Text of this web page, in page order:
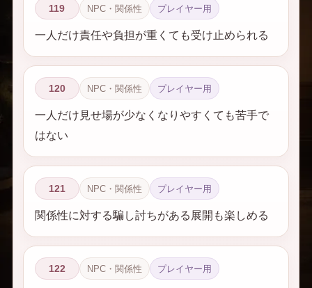
119 NPC・関係性 プレイヤー用
一人だけ責任や負担が重くても受け止められる
120 NPC・関係性 プレイヤー用
一人だけ見せ場が少なくなりやすくても苦手で
はない
121 NPC・関係性 プレイヤー用
関係性に対する騙し討ちがある展開も楽しめる
122 NPC・関係性 プレイヤー用